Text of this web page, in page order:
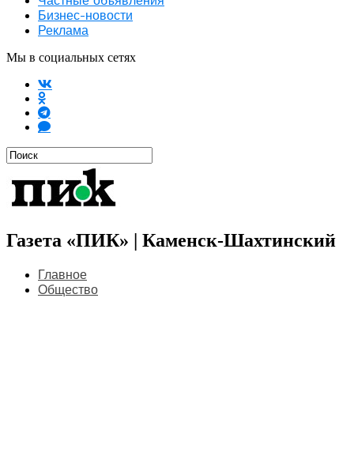
Бизнес-новости
Реклама
Мы в социальных сетях
Газета «ПИК» | Каменск-Шахтинский
Главное
Общество